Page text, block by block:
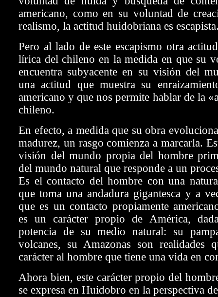
americano, como en su voluntad de
realismo, la actitud huidobriana es
Pero al lado de este escapismo otra
lírica del chileno en la medida en que su
encuentra subyacente en su visión del
una actitud que muestra su
americano y que nos permite hablar de la
chileno.
En efecto, a medida que su obra
madurez, un rasgo comienza a marcarla.
visión del mundo propia del hombre
del mundo natural que responde a un
Es el contacto del hombre con una
que toma una andadura gigantesca y a
que es un contacto propiamente
es un carácter propio de América,
potencia de su medio natural: su
volcanes, su Amazonas son realidades
carácter al hombre que tiene una vida en
Ahora bien, este carácter propio del
se expresa en Huidobro en la perspectiva